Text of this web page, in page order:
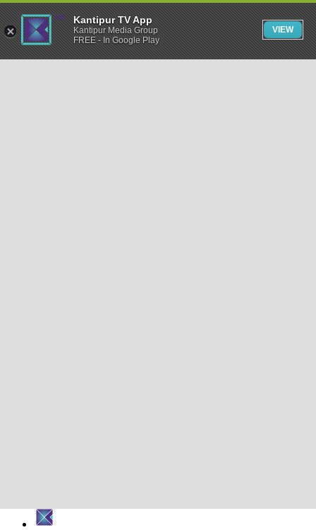
Kantipur TV App
Kantipur Media Group
FREE - In Google Play
VIEW